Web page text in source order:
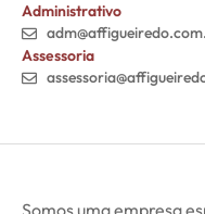
Administrativo
Assessoria